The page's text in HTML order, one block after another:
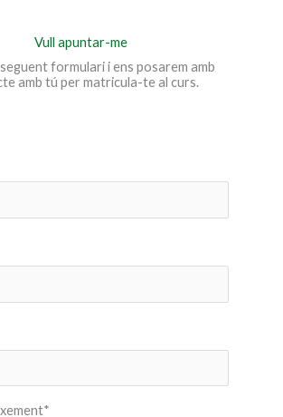
Vull apuntar-me
formulari i ens posarem amb
amb tú per matricula-te al curs.